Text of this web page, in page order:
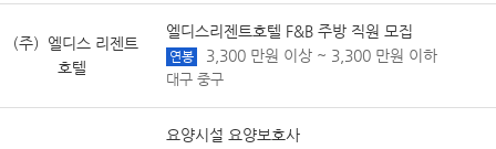
（주）엘디스 리젠트
호텔
엘디스리젠트호텔 F&B 주방 직원 모집
연봉 3,300 만원 이상 ~ 3,300 만원 이하
대구 중구
요양시설 요양보호사